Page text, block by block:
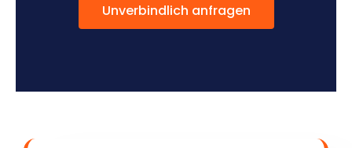
Unverbindlich anfragen